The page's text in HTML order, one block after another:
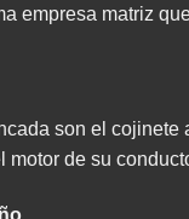
empresa matriz
son el
motor de su